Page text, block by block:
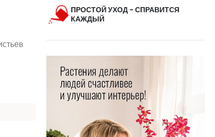
ПРОСТОЙ УХОД - СПРАВИТСЯ
КАЖДЫЙ